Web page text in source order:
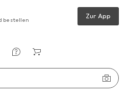
bestellen Zur App